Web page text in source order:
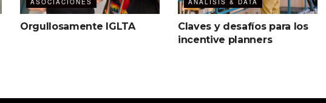
Orgullosamente IGLTA
Claves y desafíos para los
incentive planners